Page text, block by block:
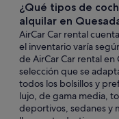
¿Qué tipos de
alquilar en
AirCar Car rental
el inventario varía
de AirCar Car rental
selección que se
todos los bolsillos y
lujo, de gama media,
deportivos, sedanes y